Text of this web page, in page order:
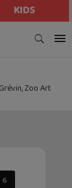
KIDS
Zoo Art
6